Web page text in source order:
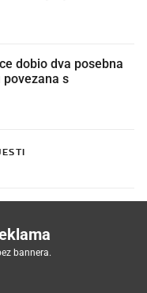
dobio dva posebna
povezana s
bannera.